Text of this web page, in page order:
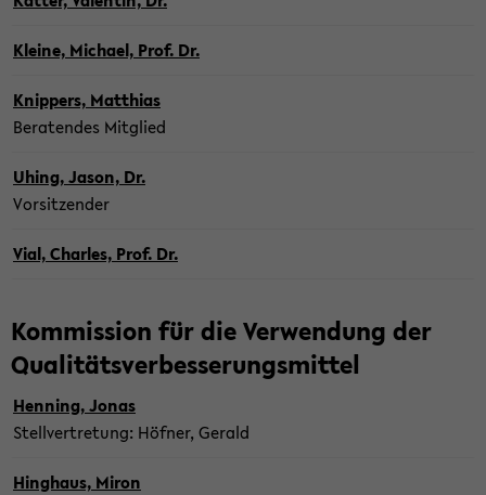
Klei­ne, Mi­cha­el, Prof. Dr.
Knip­pers, Mat­thi­as
Be­ra­ten­des Mit­glied
Uhing, Jason, Dr.
Vor­sit­zen­der
Vial, Charles, Prof. Dr.
Kom­mis­si­on für die Ver­wen­dung der
Qua­li­täts­ver­bes­se­rungs­mit­tel
Hen­ning, Jonas
Stell­ver­tre­tung: Höf­ner, Ge­rald
Hing­haus, Miron